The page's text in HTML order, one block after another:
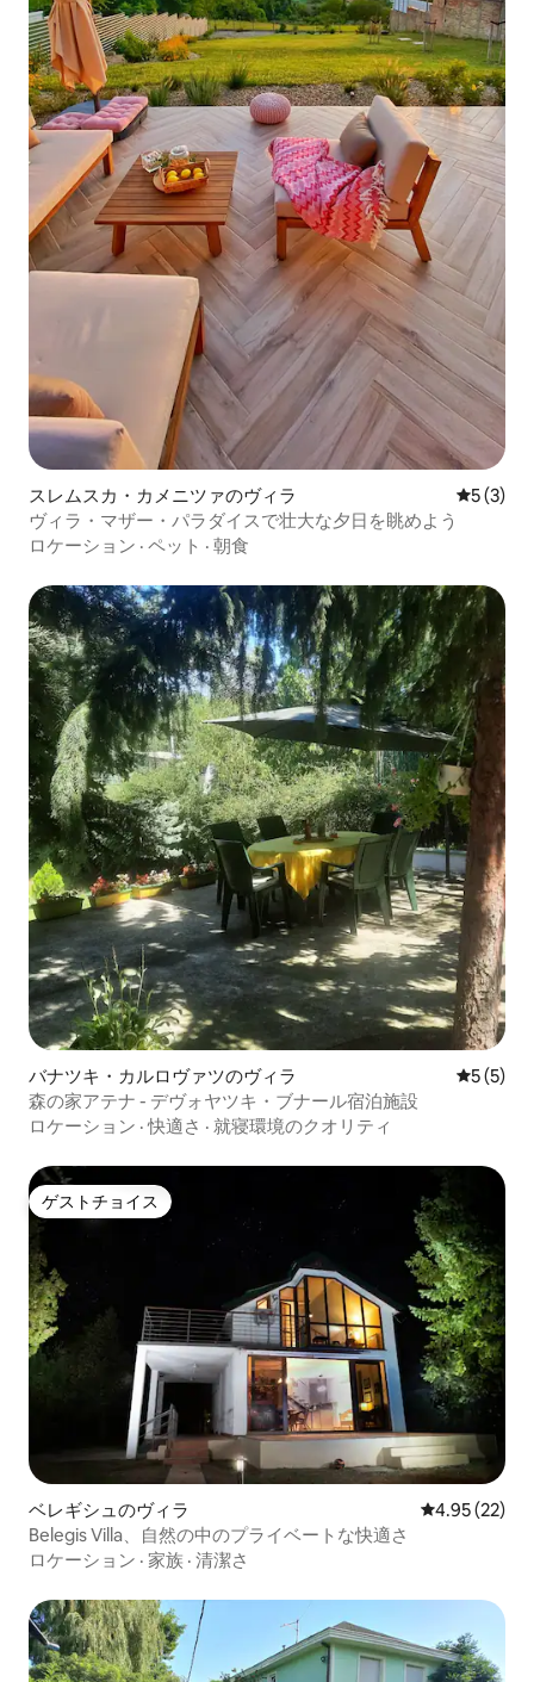
スレムスカ・カメニツァのヴィラ レビュー
5 (3)
ヴィラ・マザー・パラダイスで壮大な夕日を眺めよう
ロケーション · ペット · 朝食
バナツキ・カルロヴァツのヴィラ レビュー
5 (5)
森の家アテナ - デヴォヤツキ・ブナール宿泊施設
ロケーション ·快適さ · 就寝環境のクオリティ
ゲストチョイス
ゲストチョイス
ベレギシュのヴィラ レビュー22
4.95 (22)
Belegis Villa、自然の中のプライベートな快適さ
ロケーション · 家族 · 清潔さ